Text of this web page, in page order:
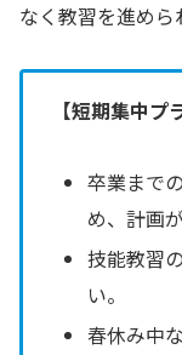
なく教習を進めら
【短期集中プ
卒業まで
め、計画
技能教習
い。
春休み中